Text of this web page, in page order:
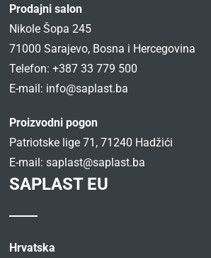
Prodajni salon
Nikole Šopa 245
71000 Sarajevo, Bosna i Hercegovina
Telefon: +387 33 779 500
E-mail: info@saplast.ba
Proizvodni pogon
Patriotske lige 71, 71240 Hadžići
E-mail:saplast@saplast.ba
SAPLAST EU
Hrvatska